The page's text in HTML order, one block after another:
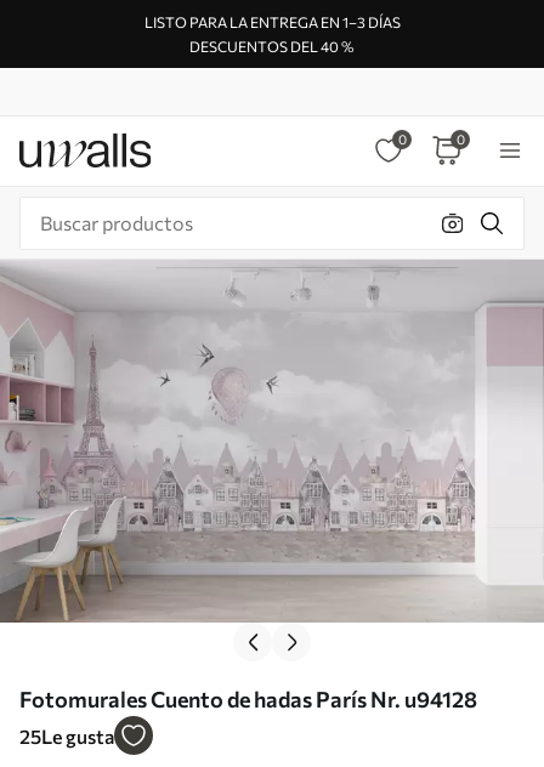
LISTO PARA LA ENTREGA EN 1–3 DÍAS
DESCUENTOS DEL 40 %
0 0
Fotomurales Cuento de hadas París Nr. u94128
25Le gusta